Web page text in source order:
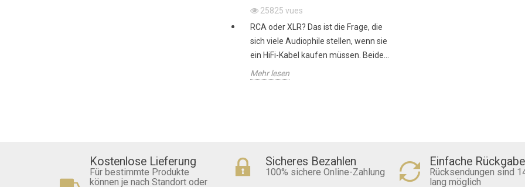
25825vues
RCA oder XLR? Das ist die Frage, die
sich viele Audiophile stellen, wenn sie
ein HiFi-Kabel kaufen müssen. Beide...
Mehr lesen
Kostenlose Lieferung
Für bestimmte Produkte
können je nach Standort oder
Sicheres Bezahlen
100% sichere Online-Zahlung
Einfache Rückgabe
Rücksendungen sind
lang möglich